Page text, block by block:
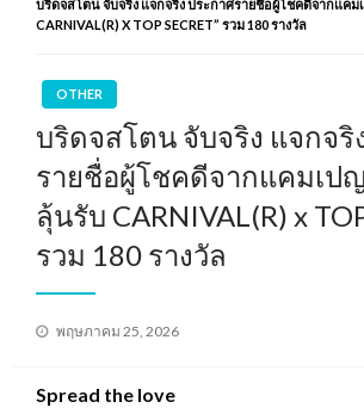
บริดจสโตน จับจริง แจกจริง ประกาศรายชื่อผู้โชคดีจากแค
CARNIVAL(R) X TOP SECRET” รวม 180 รางวัล
OTHER
บริดจสโตน จับจริง แจกจริ
รายชื่อผู้โชคดีจากแคมเป
ลุ้นรับ CARNIVAL(R) x
รวม 180 รางวัล
Posted
พฤษภาคม 25, 2026
Spread the love